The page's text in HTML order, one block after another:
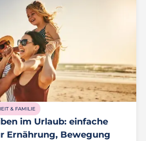
& FAMILIE
im Urlaub: einfache
Ernährung, Bewegung